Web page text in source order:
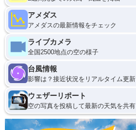
アメダス
アメダスの最新情報をチェック
ライブカメラ
全国2500地点の空の様子
台風情報
影響は？接近状況をリアルタイム更新
ウェザーリポート
空の写真を投稿して最新の天気を共有